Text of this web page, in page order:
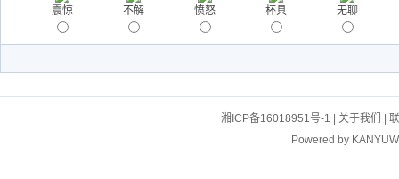
震惊 不解 愤怒 杯具 无聊
湘ICP备16018951号-1 关于我们
Powered by KANYUW